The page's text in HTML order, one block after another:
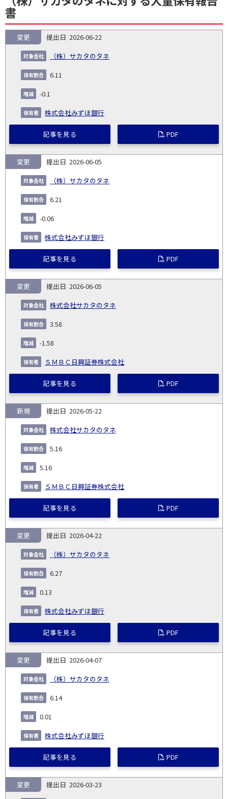
書
NO.
告
義
務
発
生
日
提
日
証券
対
2026-06-22
（株）サカタのタネ
変更
6.11
-0.1
株式会社みずほ銀行
記事を見る PDF
2026-06-05
（株）サカタのタネ
変更
6.21
-0.06
株式会社みずほ銀行
記事を見る PDF
2026-06-05
株式会社サカタのタネ
変更
3.58
-1.58
ＳＭＢＣ日興証券株式会社
記事を見る PDF
2026-05-22
株式会社サカタのタネ
新規
5.16
5.16
ＳＭＢＣ日興証券株式会社
記事を見る PDF
2026-04-22
（株）サカタのタネ
変更
6.27
0.13
株式会社みずほ銀行
記事を見る PDF
2026-04-07
（株）サカタのタネ
変更
6.14
0.01
株式会社みずほ銀行
記事を見る PDF
2026-03-23
変更